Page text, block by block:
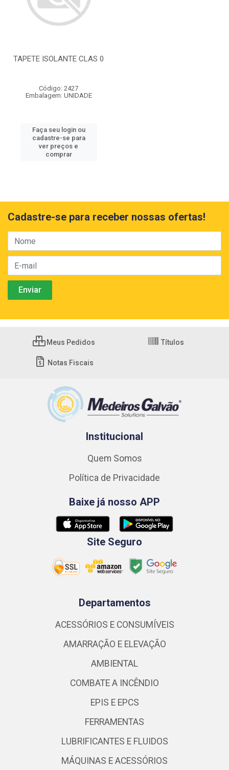
TAPETE ISOLANTE CLAS 0
Código: 2427
Embalagem: UNIDADE
Faça seu login ou
cadastre-se para
ver preços e
comprar
Cadastre-se para receber nossas ofertas!
Meus Pedidos Títulos
Notas Fiscais
Institucional
Quem Somos
Política de Privacidade
Baixe já nosso APP
Site Seguro
Departamentos
ACESSÓRIOS E CONSUMÍVEIS
AMARRAÇÃO E ELEVAÇÃO
AMBIENTAL
COMBATE A INCÊNDIO
EPIS E EPCS
FERRAMENTAS
LUBRIFICANTES E FLUIDOS
MÁQUINAS E ACESSÓRIOS